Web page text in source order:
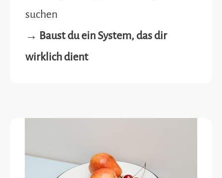
suchen
→ Baust du ein System, das dir
wirklich dient